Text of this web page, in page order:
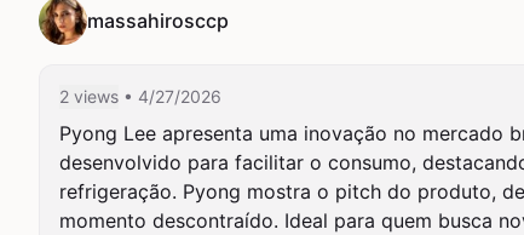
massahirosccp
2 views • 4/27/2026
Pyong Lee apresenta uma inovação no mercado
desenvolvido para facilitar o consumo,
refrigeração. Pyong mostra o pitch do produto,
momento descontraído. Ideal para quem busca